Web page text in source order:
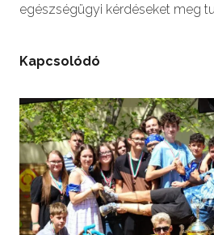
egészségügyi kérdéseket meg
Kapcsolódó